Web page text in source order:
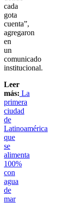
cada
gota
cuenta”,
agregaron
en
un
comunicado
institucional.
Leer
más: La
primera
ciudad
de
Latinoamérica
que
se
alimenta
100%
con
agua
de
mar